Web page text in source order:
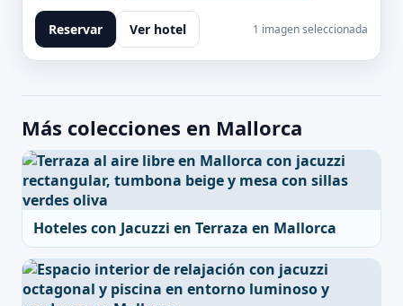
Reservar Ver hotel 1 imagen seleccionada
Más colecciones en Mallorca
Hoteles con Jacuzzi en Terraza en Mallorca